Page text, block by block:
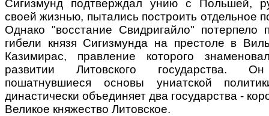
Сигизмунд подтверждал унию с Польшей,
своей жизнью, пытались построить отдельное
Однако "восстание Свидригайло" потерпело
гибели князя Сигизмунда на престоле в
Казимирас, правление которого
развитии Литовского государства. Он
пошатнувшиеся основы униатской
династически объединяет два государства -
Великое княжество Литовское.